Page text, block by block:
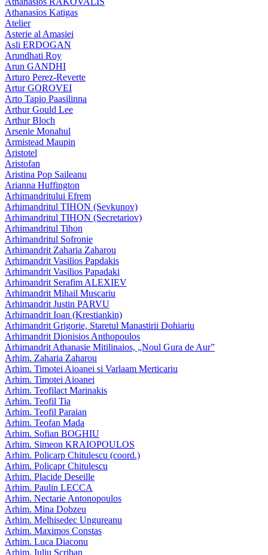
Athanasios Katigas
Atelier
Asterie al Amasiei
Asli ERDOGAN
Arundhati Roy
Arun GANDHI
Arturo Perez-Reverte
Artur GOROVEI
Arto Tapio Paasilinna
Arthur Gould Lee
Arthur Bloch
Arsenie Monahul
Armistead Maupin
Aristotel
Aristofan
Aristina Pop Saileanu
Arianna Huffington
Arhimandritului Efrem
Arhimandritul TIHON (Sevkunov)
Arhimandritul TIHON (Secretariov)
Arhimandritul Tihon
Arhimandritul Sofronie
Arhimandrit Zaharia Zaharou
Arhimandrit Vasilios Papdakis
Arhimandrit Vasilios Papadaki
Arhimandrit Serafim ALEXIEV
Arhimandrit Mihail Muscariu
Arhimandrit Justin PARVU
Arhimandrit Ioan (Krestiankin)
Arhimandrit Grigorie, Staretul Manastirii Dohiariu
Arhimandrit Dionisios Anthopoulos
Arhimandrit Athanasie Mitilinaios, „Noul Gura de Aur”
Arhim. Zaharia Zaharou
Arhim. Timotei Aioanei si Varlaam Merticariu
Arhim. Timotei Aioanei
Arhim. Teofilact Marinakis
Arhim. Teofil Tia
Arhim. Teofil Paraian
Arhim. Teofan Mada
Arhim. Sofian BOGHIU
Arhim. Simeon KRAIOPOULOS
Arhim. Policarp Chitulescu (coord.)
Arhim. Policapr Chitulescu
Arhim. Placide Deseille
Arhim. Paulin LECCA
Arhim. Nectarie Antonopoulos
Arhim. Mina Dobzeu
Arhim. Melhisedec Ungureanu
Arhim. Maximos Constas
Arhim. Luca Diaconu
Arhim. Iuliu Scriban